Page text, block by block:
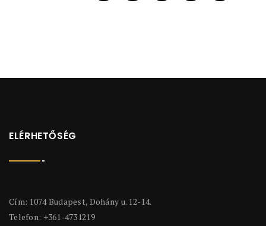
ELÉRHETŐSÉG
Cím: 1074 Budapest, Dohány u. 12-14.
Telefon: +361-4731219